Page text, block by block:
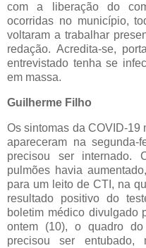
com a liberação do
ocorridas no município,
voltaram a trabalhar
redação. Acredita-se,
entrevistado tenha se
em massa.
Guilherme Filho
Os sintomas da COVID-19
apareceram na
precisou ser internado.
pulmões havia
para um leito de CTI, na
resultado positivo do
boletim médico divulgado
ontem (10), o quadro
precisou ser